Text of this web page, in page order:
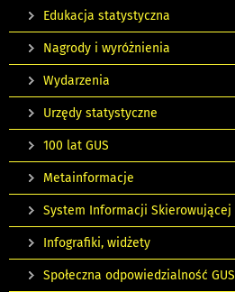
Edukacja statystyczna
Nagrody i wyróżnienia
Wydarzenia
Urzędy statystyczne
100 lat GUS
Metainformacje
System Informacji Skierowującej
Infografiki, widżety
Społeczna odpowiedzialność GUS